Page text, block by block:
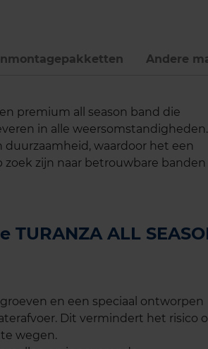
Andere
premium all season band die
in alle weersomstandigheden.
waardoor het een
zijn naar betrouwbare banden
ALL
en een speciaal ontworpen
Dit vermindert het risico
wegen.